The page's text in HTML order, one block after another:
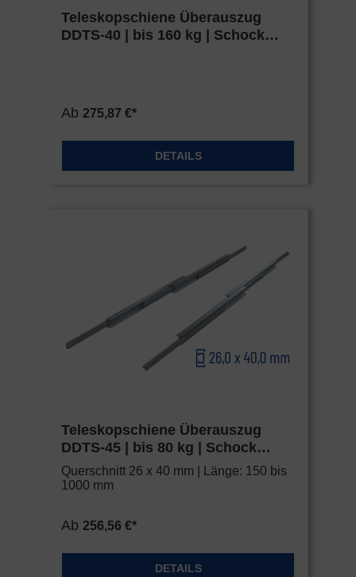
Teleskopschiene Überauszug
DDTS-40 | bis 160 kg | Schock
Ab 275,87 €*
DETAILS
Teleskopschiene Überauszug
DDTS-45 | bis 80 kg | Schock
Metall HEAVY
Querschnitt 26 x 40 mm | Länge: 150 bis
1000 mm
Ab 256,56 €*
DETAILS